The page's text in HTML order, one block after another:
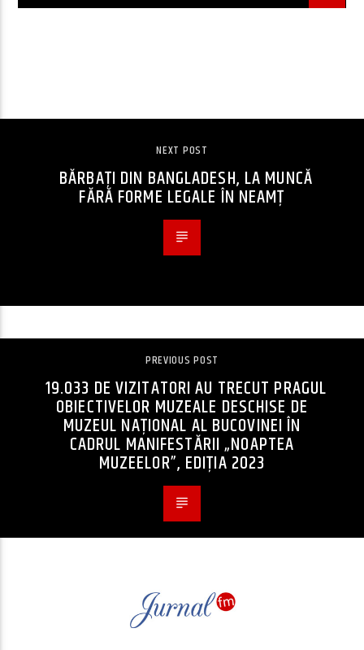
NEXT POST
BĂRBAȚI DIN BANGLADESH, LA MUNCĂ
FĂRĂ FORME LEGALE ÎN NEAMȚ
PREVIOUS POST
19.033 DE VIZITATORI AU TRECUT PRAGUL
OBIECTIVELOR MUZEALE DESCHISE DE
MUZEUL NAȚIONAL AL BUCOVINEI ÎN
CADRUL MANIFESTĂRII „NOAPTEA
MUZEELOR”, EDIȚIA 2023